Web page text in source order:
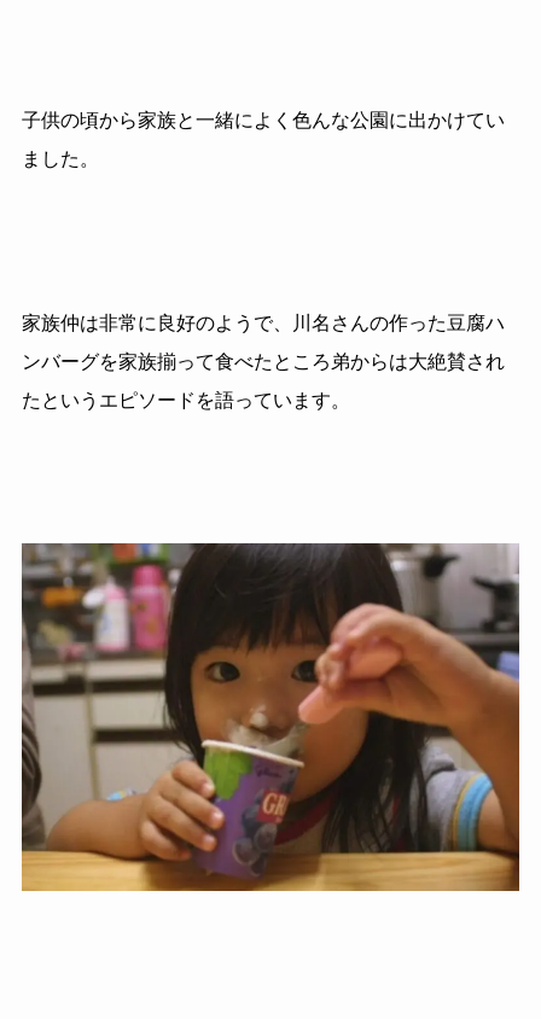
子供の頃から家族と一緒によく色んな公園に出かけてい
ました。
家族仲は非常に良好のようで、川名さんの作った豆腐ハ
ンバーグを家族揃って食べたところ弟からは大絶賛され
たというエピソードを語っています。